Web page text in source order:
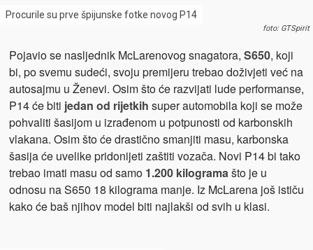
Procurile su prve špijunske fotke novog P14
foto: GTSpirit
Pojavio se nasljednik McLarenovog snagatora, S650, koji
bi, po svemu sudeći, svoju premijeru trebao doživjeti već na
autosajmu u Ženevi. Osim što će razvijati lude performanse,
P14 će biti jedan od rijetkih super automobila koji se može
pohvaliti šasijom u izrađenom u potpunosti od karbonskih
vlakana. Osim što će drastično smanjiti masu, karbonska
šasija će uvelike pridonijeti zaštiti vozača. Novi P14 bi tako
trebao imati masu od samo1.200 kilogramašto je u
odnosu na S650 18 kilograma manje. Iz McLarena još ističu
kako će baš njihov model biti najlakši od svih u klasi.